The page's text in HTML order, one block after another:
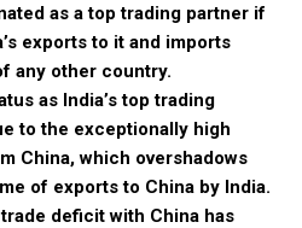
as a top trading partner if
exports to it and imports
any other country.
as India’s top trading
to the exceptionally high
China, which overshadows
of exports to China by India.
trade deficit with China has